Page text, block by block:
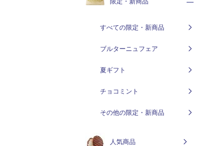
すべての限定・新商品
ブルターニュフェア
夏ギフト
チョコミント
その他の限定・新商品
人気商品